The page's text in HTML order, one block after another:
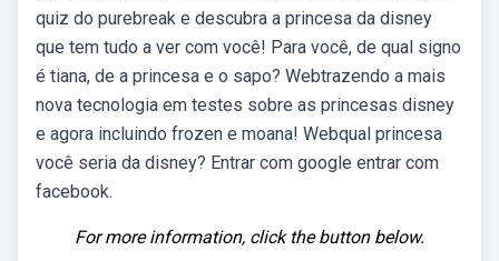
quiz do purebreak e descubra a princesa da disney
que tem tudo a ver com você! Para você, de qual signo
é tiana, de a princesa e o sapo? Webtrazendo a mais
nova tecnologia em testes sobre as princesas disney
e agora incluindo frozen e moana! Webqual princesa
você seria da disney? Entrar com google entrar com
facebook.
For more information, click the button below.